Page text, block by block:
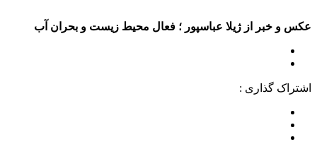
عکس و خبر از ژیلا عباسپور ؛ فعال محیط زیست و بحران آب
اشتراک گذاری :